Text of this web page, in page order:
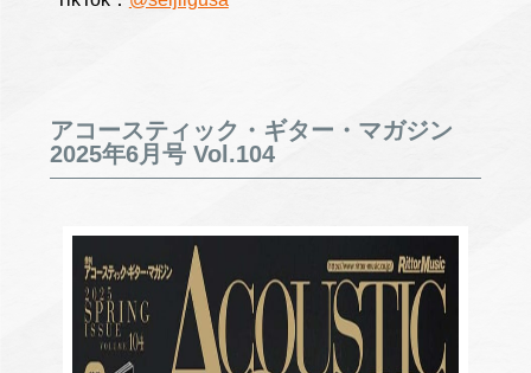
アコースティック・ギター・マガジン
2025年6月号 Vol.104